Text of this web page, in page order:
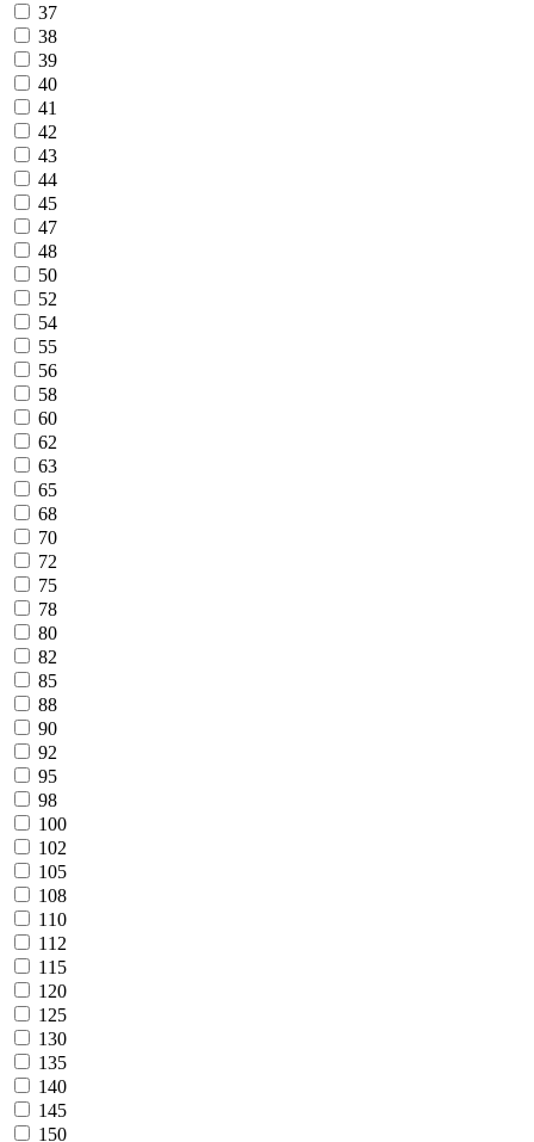
37
38
39
40
41
42
43
44
45
47
48
50
52
54
55
56
58
60
62
63
65
68
70
72
75
78
80
82
85
88
90
92
95
98
100
102
105
108
110
112
115
120
125
130
135
140
145
150